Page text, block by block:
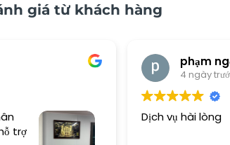
giá từ khách hàng
hài lòng